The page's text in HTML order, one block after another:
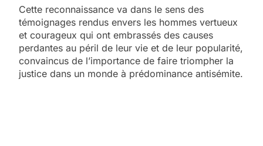
Cette reconnaissance va dans le sens des
témoignages rendus envers les hommes vertueux
et courageux qui ont embrassés des causes
perdantes au péril de leur vie et de leur popularité,
convaincus de l’importance de faire triompher la
justice dans un monde à prédominance antisémite.